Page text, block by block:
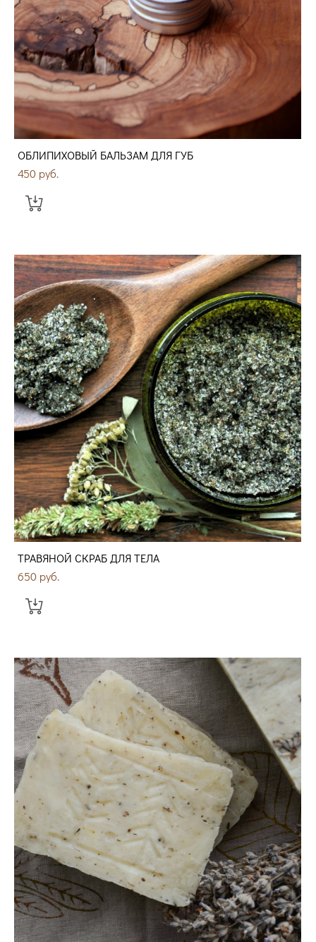
ОБЛИПИХОВЫЙ БАЛЬЗАМ ДЛЯ ГУБ
450 pуб.
ТРАВЯНОЙ СКРАБ ДЛЯ ТЕЛА
650 pуб.